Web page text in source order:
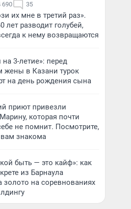
690 35
их мне в третий раз».
лет разводит голубей,
к нему возвращаются
на 3-летие»: перед
жены в Казани турок
на день рождения сына
приют привезли
которая почти
не помнит. Посмотрите,
вам знакома
быть — это кайф»: как
из Барнаула
золото на соревнованиях